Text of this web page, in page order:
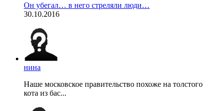
Он убегал… в него стреляли люди…
30.10.2016
нина
Наше московское правительство похоже на толстого
кота из бас...